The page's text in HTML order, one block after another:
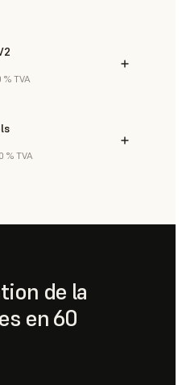
TVA
% TVA
de la
en 60